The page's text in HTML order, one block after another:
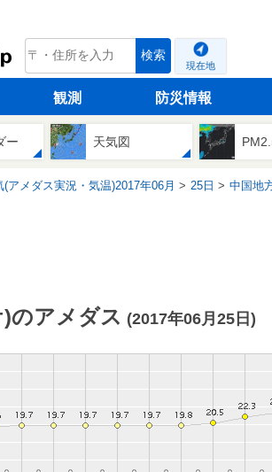
tenki.jp 検索
現在地
観測 防災情報
ー 天気図
(アメダス実況・気温)2017年06月 25日 中国地
のアメダス (2017年06月25日)